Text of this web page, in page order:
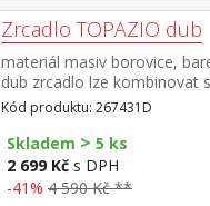
Zrcadlo TOPAZIO dub
materiál masiv borovice,
dub zrcadlo lze kombinovat
řady TOPAZIO dub a RUBI
Kód produktu: 267431D
Skladem > 5 ks
2 699 Kč s DPH
-41% 4 590 Kč **